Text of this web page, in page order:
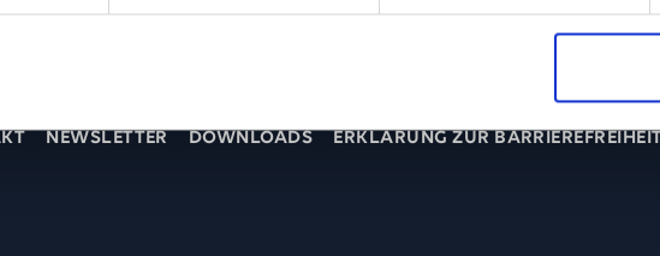
NEWSLETTER DOWNLOADS ERKLÄRUNG ZUR